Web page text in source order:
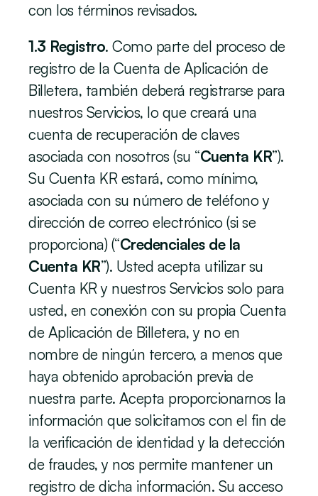
con los términos revisados.
1.3 Registro. Como parte del proceso de
registro de la Cuenta de Aplicación de
Billetera, también deberá registrarse para
nuestros Servicios, lo que creará una
cuenta de recuperación de claves
asociada con nosotros (su “Cuenta KR”).
Su Cuenta KR estará, como mínimo,
asociada con su número de teléfono y
dirección de correo electrónico (si se
proporciona) (“Credenciales de la
Cuenta KR”). Usted acepta utilizar su
Cuenta KR y nuestros Servicios solo para
usted, en conexión con su propia Cuenta
de Aplicación de Billetera, y no en
nombre de ningún tercero, a menos que
haya obtenido aprobación previa de
nuestra parte. Acepta proporcionarnos la
información que solicitamos con el fin de
la verificación de identidad y la detección
de fraudes, y nos permite mantener un
registro de dicha información. Su acceso